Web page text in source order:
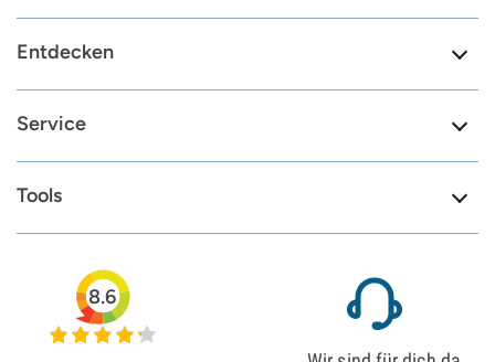
Entdecken
Service
Tools
8.6